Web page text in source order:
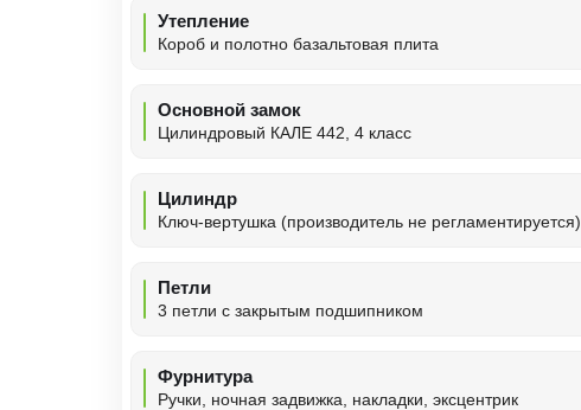
Утепление
Короб и полотно базальтовая плита
Основной замок
Цилиндровый КАЛЕ 442, 4 класс
Цилиндр
Ключ-вертушка (производитель не регламентируется)
Петли
3 петли с закрытым подшипником
Фурнитура
Ручки, ночная задвижка, накладки, эксцентрик